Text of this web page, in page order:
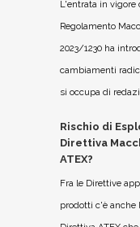
L'entrata in vigore
Regolamento
2023/1230 ha
cambiamenti
si occupa di
Rischio di
Direttiva
ATEX?
Fra le Direttive
prodotti c'è anche